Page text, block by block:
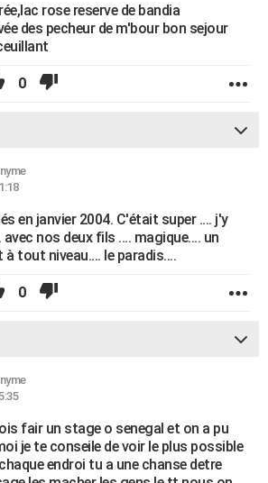
rose reserve de bandia
des pecheur de m'bour bon sejour
0
en janvier 2004. C'était super .... j'y
nos deux fils .... magique.... un
tout niveau.... le paradis....
0
fair un stage o senegal et on a pu
je te conseile de voir le plus possible
endroi tu a une chanse detre